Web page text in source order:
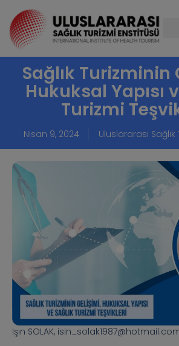
Sağlık Turizminin
Hukuksal Yapısı
Turizmi
Nisan 9, 2024 Uluslararası
Işın SOLAK,